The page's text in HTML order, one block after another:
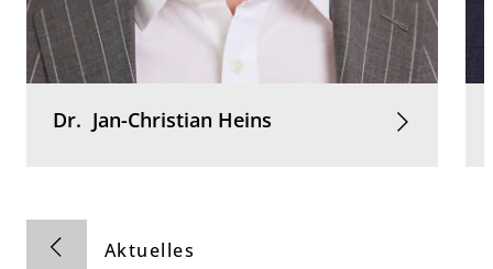
Dr. Jan-Christian Heins
Aktuelles